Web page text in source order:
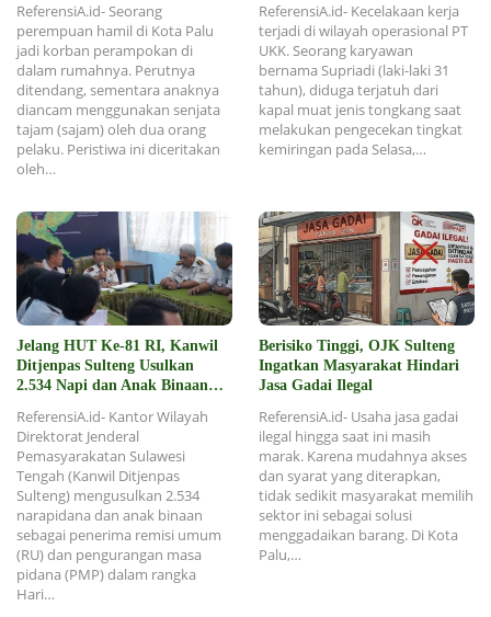
ReferensiA.id- Seorang
perempuan hamil di Kota Palu
jadi korban perampokan di
dalam rumahnya. Perutnya
ditendang, sementara anaknya
diancam menggunakan senjata
tajam (sajam) oleh dua orang
pelaku. Peristiwa ini diceritakan
oleh…
ReferensiA.id- Kecelakaan kerja
terjadi di wilayah operasional PT
UKK. Seorang karyawan
bernama Supriadi (laki-laki 31
tahun), diduga terjatuh dari
kapal muat jenis tongkang saat
melakukan pengecekan tingkat
kemiringan pada Selasa,…
Jelang HUT Ke-81 RI, Kanwil
Ditjenpas Sulteng Usulkan
2.534 Napi dan Anak Binaan
ReferensiA.id- Kantor Wilayah
Direktorat Jenderal
Pemasyarakatan Sulawesi
Tengah (Kanwil Ditjenpas
Sulteng) mengusulkan 2.534
narapidana dan anak binaan
sebagai penerima remisi umum
(RU) dan pengurangan masa
pidana (PMP) dalam rangka
Hari…
Berisiko Tinggi, OJK Sulteng
Ingatkan Masyarakat Hindari
Jasa Gadai Ilegal
ReferensiA.id- Usaha jasa gadai
ilegal hingga saat ini masih
marak. Karena mudahnya akses
dan syarat yang diterapkan,
tidak sedikit masyarakat memilih
sektor ini sebagai solusi
menggadaikan barang. Di Kota
Palu,…